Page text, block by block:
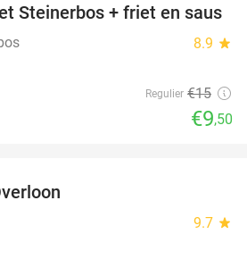
37%
Steinerbos + friet en saus
8.9 star
Regulier €15
€9,50
9.7 star